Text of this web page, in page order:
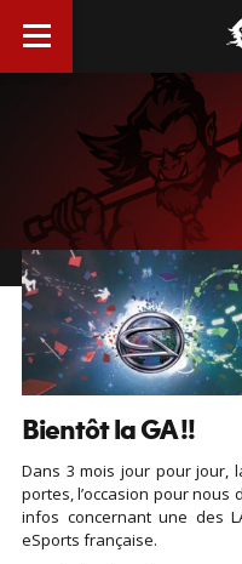
Bientôt la GA !!
Dans 3 mois jour pour jour,
portes, l’occasion pour
infos concernant une des
eSports française.